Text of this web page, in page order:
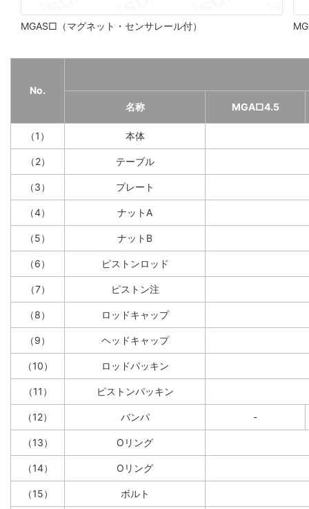
MGAS□（マグネット・センサレール付）
No.
名称
MGA□4.5
（1） 本体
（2） テーブル
（3） プレート
（4） ナットA
（5） ナットB
（6） ピストンロッド
（7） ピストン注
（8） ロッドキャップ
（9） ヘッドキャップ
（10） ロッドパッキン
（11） ピストンパッキン
（12） バンパ -
（13） Oリング
（14） Oリング
（15） ボルト